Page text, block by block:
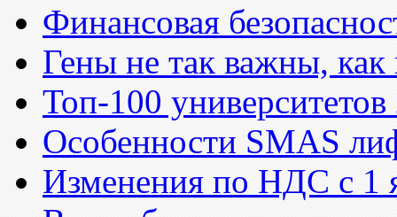
Финансовая
Гены не так важны, как
Топ-100
Особенности SMAS
Изменения по НДС с 1